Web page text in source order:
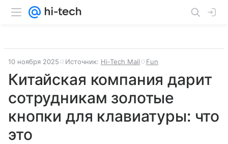
10 ноября 2025 Источник: Hi-Tech Mail Fun
Китайская компания дарит
сотрудникам золотые
кнопки для клавиатуры: что
это